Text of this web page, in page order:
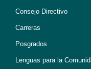
Consejo Directivo
Carreras
Posgrados
Lenguas para la